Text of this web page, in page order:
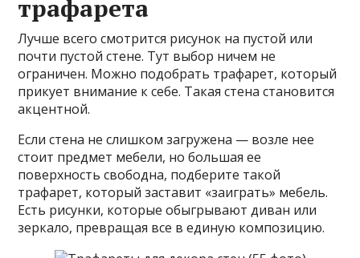
трафарета
Лучше всего смотрится рисунок на пустой или
почти пустой стене. Тут выбор ничем не
ограничен. Можно подобрать трафарет, который
прикует внимание к себе. Такая стена становится
акцентной.
Если стена не слишком загружена — возле нее
стоит предмет мебели, но большая ее
поверхность свободна, подберите такой
трафарет, который заставит «заиграть» мебель.
Есть рисунки, которые обыгрывают диван или
зеркало, превращая все в единую композицию.